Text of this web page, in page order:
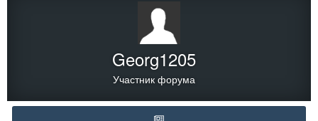
Georg1205
Участник форума